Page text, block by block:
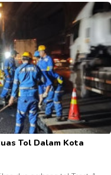
Tol Dalam Kota